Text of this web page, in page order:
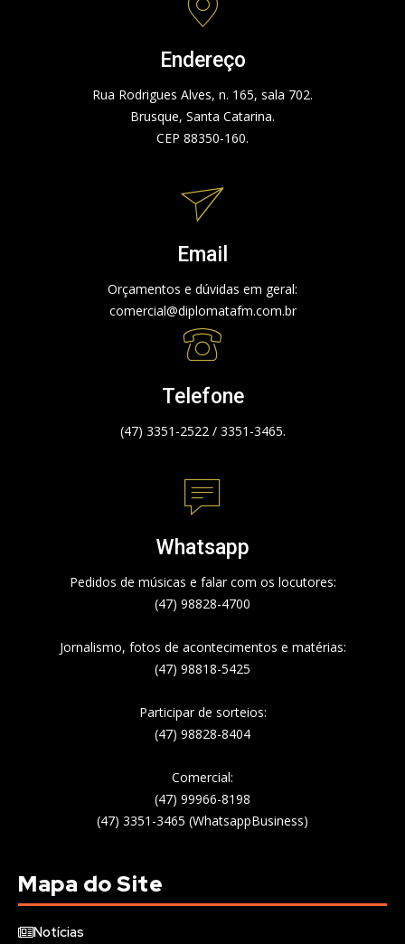
Endereço
Rua Rodrigues Alves, n. 165, sala 702.
Brusque, Santa Catarina.
CEP 88350-160.
Email
Orçamentos e dúvidas em geral:
comercial@diplomatafm.com.br
Telefone
(47) 3351-2522 / 3351-3465.
Whatsapp
Pedidos de músicas e falar com os locutores:
(47) 98828-4700
Jornalismo, fotos de acontecimentos e matérias:
(47) 98818-5425
Participar de sorteios:
(47) 98828-8404
Comercial:
(47) 99966-8198
(47) 3351-3465 (WhatsappBusiness)
Mapa do Site
Notícias